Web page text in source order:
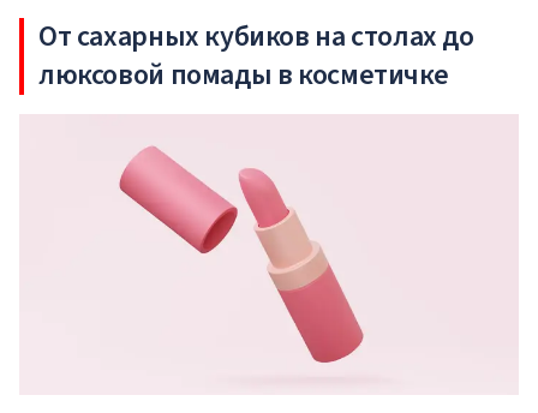
От сахарных кубиков на столах до
люксовой помады в косметичке